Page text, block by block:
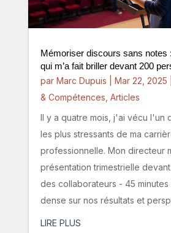
Mémoriser discours sans notes
qui m’a fait briller devant 200
par Marc Dupuis Mar 22, 2025
& Compétences Articles
Il y a quatre mois, j'ai vécu l'un
les plus stressants de ma
professionnelle. Mon directeur
présentation trimestrielle
des collaborateurs - 45
dense sur nos résultats et
LIRE PLUS